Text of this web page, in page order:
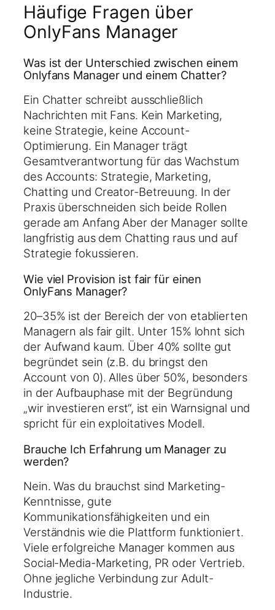
Häufige Fragen über
OnlyFans Manager
Was ist der Unterschied zwischen einem
Onlyfans Manager und einem Chatter?
Ein Chatter schreibt ausschließlich
Nachrichten mit Fans. Kein Marketing,
keine Strategie, keine Account-
Optimierung. Ein Manager trägt
Gesamtverantwortung für das Wachstum
des Accounts: Strategie, Marketing,
Chatting und Creator-Betreuung. In der
Praxis überschneiden sich beide Rollen
gerade am Anfang Aber der Manager sollte
langfristig aus dem Chatting raus und auf
Strategie fokussieren.
Wie viel Provision ist fair für einen
OnlyFans Manager?
20–35% ist der Bereich der von etablierten
Managern als fair gilt. Unter 15% lohnt sich
der Aufwand kaum. Über 40% sollte gut
begründet sein (z.B. du bringst den
Account von 0). Alles über 50%, besonders
in der Aufbauphase mit der Begründung
„wir investieren erst“, ist ein Warnsignal und
spricht für ein exploitatives Modell.
Brauche Ich Erfahrung um Manager zu
werden?
Nein. Was du brauchst sind Marketing-
Kenntnisse, gute
Kommunikationsfähigkeiten und ein
Verständnis wie die Plattform funktioniert.
Viele erfolgreiche Manager kommen aus
Social-Media-Marketing, PR oder Vertrieb.
Ohne jegliche Verbindung zur Adult-
Industrie.